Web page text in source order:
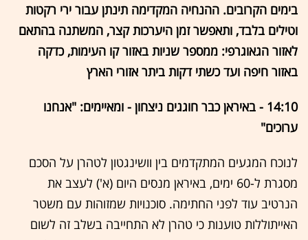
בימים הקרובים. ההנחיה המקדימה תינתן עבור ירי רקטות
וטילים בלבד, ותאפשר זמן היערכות קצר, המשתנה בהתאם
לאזור הגאוגרפי: ממספר שניות באזור קו העימות, כדקה
באזור חיפה ועד כשתי דקות ביתר אזורי הארץ
14:10 - באיראן כבר חוגגים ניצחון - ומאיימים: "אנחנו
ערוכים"
לנוכח המגעים המתקדמים בין וושינגטון לטהרן על הסכם
מסגרת ל-60 ימים, באיראן מנסים היום (א') לעצב את
הנרטיב עוד לפני החתימה. סוכנויות שמזוהות עם משטר
האייתוללות טוענות כי טהרן לא התחייבה בשלב זה לשום